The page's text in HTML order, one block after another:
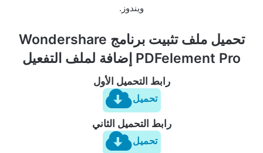
ويندوز.
تحميل ملف تثبيت برنامج Wondershare
PDFelement Pro إضافة لملف التفعيل
رابط التحميل الأول
تحميل
رابط التحميل الثاني
تحميل